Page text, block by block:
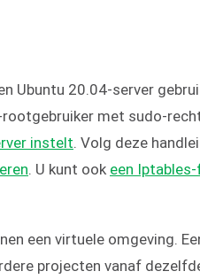
Ubuntu 20.04-server
met sudo-
instelt. Volg deze
. U kunt ook een
een virtuele omgeving.
projecten vanaf